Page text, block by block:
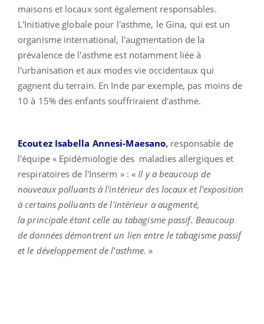
maisons et locaux sont également responsables.
L'Initiative globale pour l'asthme, le Gina, qui est un
organisme international, l'augmentation de la
prévalence de l'asthme est notamment liée à
l'urbanisation et aux modes vie occidentaux qui
gagnent du terrain. En Inde par exemple, pas moins de
10 à 15% des enfants souffriraient d'asthme.
Ecoutez Isabella Annesi-Maesano, responsable de
l'équipe « Epidémiologie des maladies allergiques et
respiratoires de l'Inserm » : « Il y a beaucoup de
nouveaux polluants à l'intérieur des locaux et l'exposition
à certains polluants de l'intérieur a augmenté,
la principaleétantcelle au tabagisme passif. Beaucoup
de données démontrent un lien entre le tabagisme passif
et le développement de l'asthme.»